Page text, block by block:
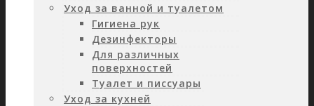
Уход за ванной и туалетом
Гигиена рук
Дезинфекторы
Для различных
поверхностей
Туалет и писсуары
Уход за кухней